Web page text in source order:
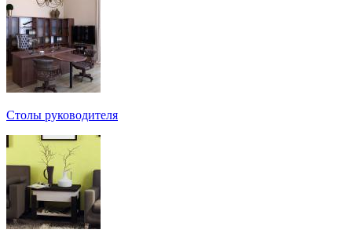
Столы руководителя